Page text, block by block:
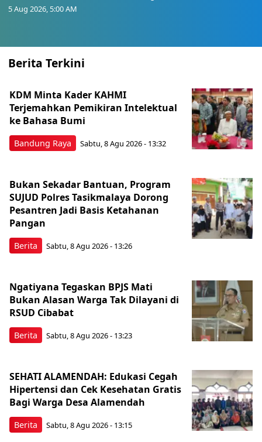
5 Aug 2026, 5:00 AM
Berita Terkini
Bandung Raya
KDM Minta Kader KAHMI
Terjemahkan Pemikiran Intelektual
ke Bahasa Bumi
Sabtu, 8 Agu 2026 - 13:32
Berita
Bukan Sekadar Bantuan, Program
SUJUD Polres Tasikmalaya Dorong
Pesantren Jadi Basis Ketahanan
Pangan
Sabtu, 8 Agu 2026 - 13:26
Berita
Ngatiyana Tegaskan BPJS Mati
Bukan Alasan Warga Tak Dilayani di
RSUD Cibabat
Sabtu, 8 Agu 2026 - 13:23
Berita
SEHATI ALAMENDAH: Edukasi Cegah
Hipertensi dan Cek Kesehatan Gratis
Bagi Warga Desa Alamendah
Sabtu, 8 Agu 2026 - 13:15